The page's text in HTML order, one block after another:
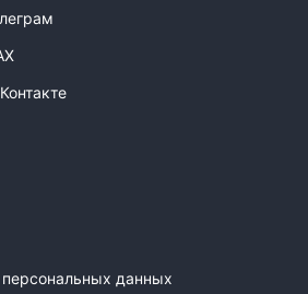
персональных данных